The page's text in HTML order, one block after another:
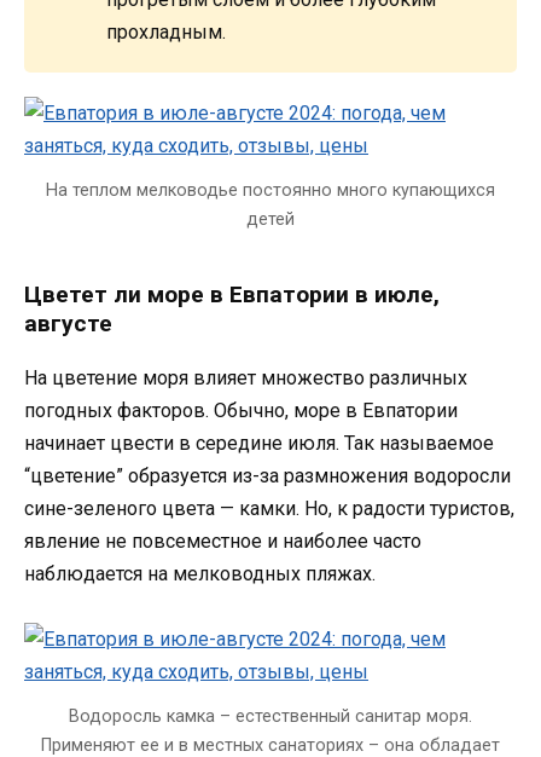
прохладным.
На теплом мелководье постоянно много купающихся
детей
Цветет ли море в Евпатории в июле,
августе
На цветение моря влияет множество различных
погодных факторов. Обычно, море в Евпатории
начинает цвести в середине июля. Так называемое
“цветение” образуется из-за размножения водоросли
сине-зеленого цвета — камки. Но, к радости туристов,
явление не повсеместное и наиболее часто
наблюдается на мелководных пляжах.
Водоросль камка – естественный санитар моря.
Применяют ее и в местных санаториях – она обладает